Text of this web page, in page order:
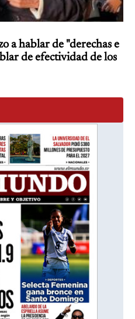
a hablar de "derechas e
de efectividad de los